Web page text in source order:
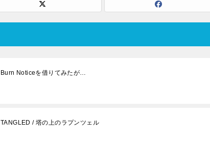
Burn Noticeを借りてみたが…
TANGLED / 塔の上のラプンツェル